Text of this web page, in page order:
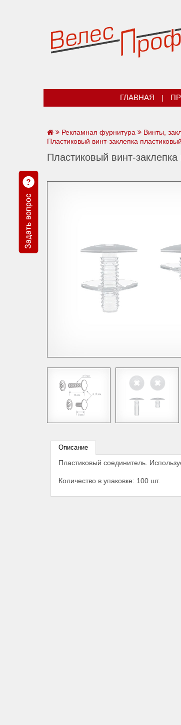
ГЛАВНАЯ |
Рекламная фурнитура Винты,
Пластиковый винт-заклепка
Пластиковый винт-
Описание
Пластиковый соединитель.
Количество в упаковке: 100 шт.